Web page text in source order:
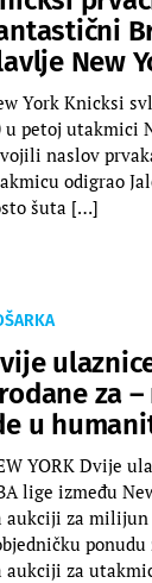
New
York Knicksi
u petoj utakmici
naslov
odigrao
šuta […]
za
u
YORK Dvije
lige između
aukciji za milijun
ponudu
aukciji za